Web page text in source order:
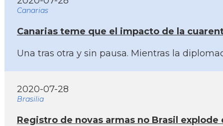
Canarias
Canarias teme que el impacto de la
Una tras otra y sin pausa. Mientras la
2020-07-28
Brasilia
Registro de novas armas no Brasil